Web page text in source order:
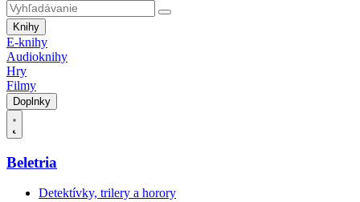
Knihy
E-knihy
Audioknihy
Hry
Filmy
Doplnky
Beletria
Detektívky, trilery a horory